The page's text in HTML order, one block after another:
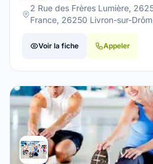
2 Rue des Frères Lumière,
France, 26250 Livron-sur-
Voir la fiche Appeler